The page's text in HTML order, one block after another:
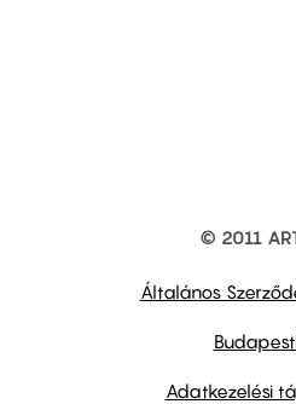
© 2011
Általános
Adatkezelési